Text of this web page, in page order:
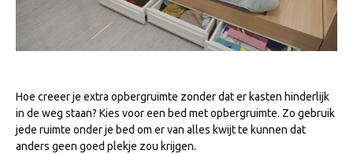
Hoe creeer je extra opbergruimte zonder dat er kasten hinderlijk
in de weg staan? Kies voor een bed met opbergruimte. Zo gebruik
jede ruimte onder je bed om er van alles kwijt te kunnen dat
anders geen goed plekje zou krijgen.